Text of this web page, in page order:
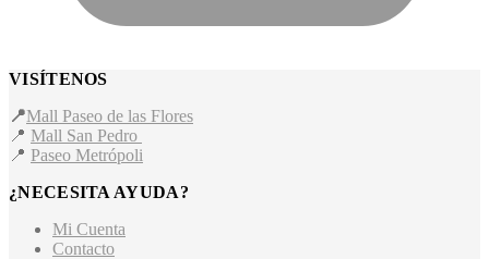
VISÍTENOS
📍Mall Paseo de las Flores
📍 Mall San Pedro
📍 Paseo Metrópoli
¿NECESITA AYUDA?
Mi Cuenta
Contacto